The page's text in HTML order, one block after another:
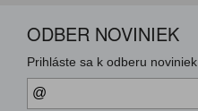
ODBER NOVINIEK
Prihláste sa k odberu noviniek